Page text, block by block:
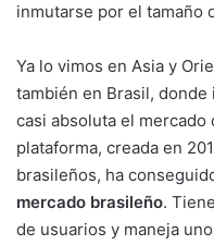
inmutarse por el tamaño
Ya lo vimos en Asia y
también en Brasil, donde
casi absoluta el mercado
plataforma, creada en
brasileños, ha
mercado brasileño.
de usuarios y maneja